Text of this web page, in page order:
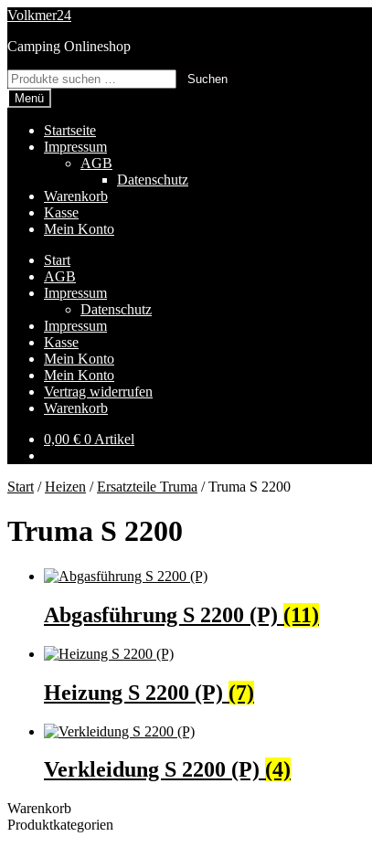
Zur
springen
Zum
springen
Volkmer24
Camping Onlineshop
Suchen
nach:
Suchen
Menü
Startseite
Impressum
AGB
Datenschutz
Warenkorb
Kasse
Mein Konto
Start
AGB
Impressum
Datenschutz
Impressum
Kasse
Mein Konto
Mein Konto
Vertrag widerrufen
Warenkorb
0,00 € 0 Artikel
Start /Heizen /Ersatzteile Truma /Truma S 2200
Truma S 2200
Abgasführung S 2200 (P) (11)
Heizung S 2200 (P) (7)
Verkleidung S 2200 (P) (4)
Warenkorb
Produktkategorien